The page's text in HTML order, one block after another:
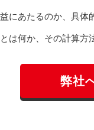
にあたるのか、具体
は何か、その計算方
弊社